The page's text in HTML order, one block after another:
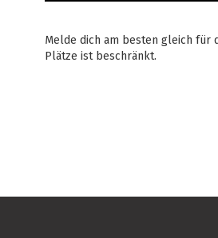
Melde dich am besten gleich für
Plätze ist beschränkt.